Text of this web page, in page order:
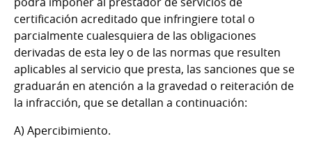
certificación acreditado que infringiere total o
parcialmente cualesquiera de las obligaciones
derivadas de esta ley o de las normas que resulten
aplicables al servicio que presta, las sanciones que se
graduarán en atención a la gravedad o reiteración de
la infracción, que se detallan a continuación:
A) Apercibimiento.